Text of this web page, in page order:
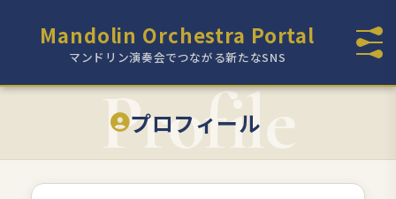
Mandolin Orchestra Portal
マンドリン演奏会でつながる新たなSNS
プロフィール